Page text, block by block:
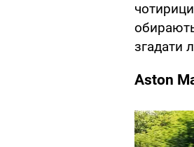
згадати
Aston